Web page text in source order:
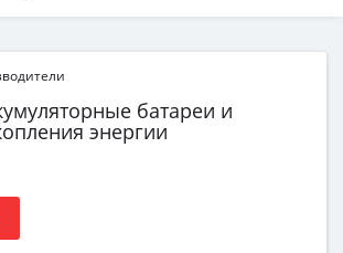
батареи и
энергии